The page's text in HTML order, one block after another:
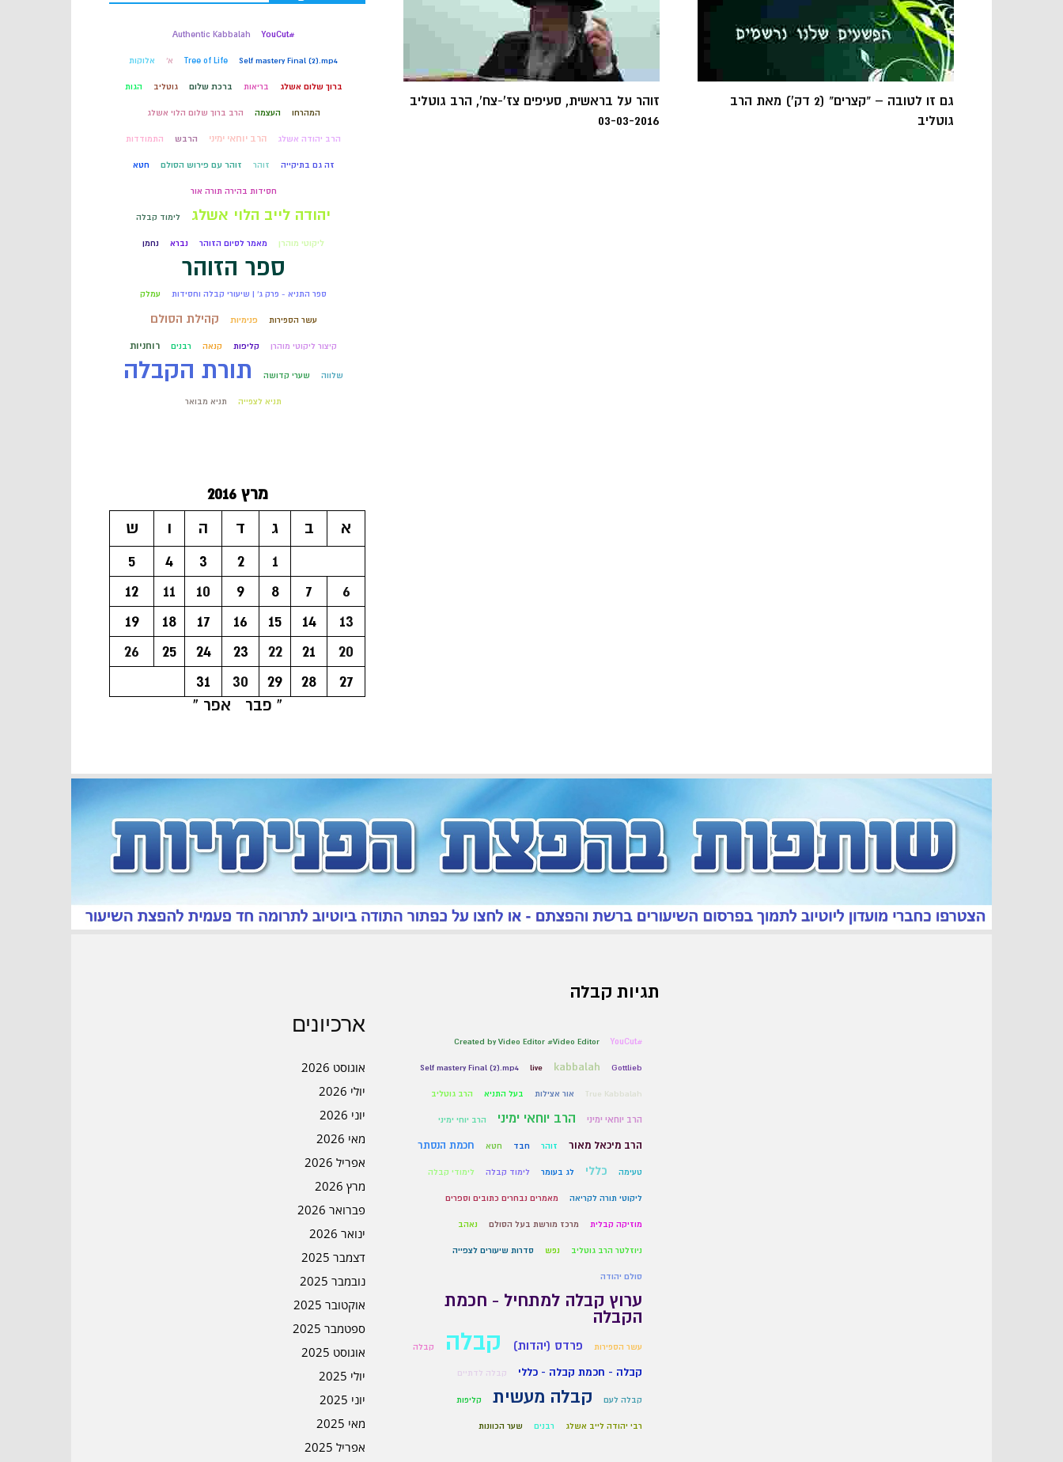
זוהר על בראשית, סעיפים צז'-צח', הרב גוטליב
03-03-2016
גם זו לטובה – "קצרים" (2 דק') מאת הרב
גוטליב
#YouCut
Authentic Kabbalah
Self mastery Final (2).mp4
Tree of Life א' אלוקות
ברוך שלום אשלג בריאות ברכת שלום גוטליב הגות
המהרחו העצמה הרב ברוך שלום הלוי אשלג
הרב יהודה אשלג הרב יוחאי ימיני הרבש התמודדות
זה גם בתיקייה זוהר זוהר עם פירוש הסולם חטא
חסידות בהירה תורה אור
יהודה לייב הלוי אשלג לימוד קבלה
ליקוטי מוהרן מאמר לסיום הזוהר נברא נחמן
ספר הזוהר
ספר התניא - פרק ג' | שיעורי קבלה וחסידות עמלק
עשר הספירות פנימיות קהילת הסולם
קיצור ליקוטי מוהרן קליפות קנאה רבנים רוחניות
שלווה שערי קדושה תורת הקבלה
תניא לצפייה תניא מבואר
מרץ 2016
א
ב ג ד ה ו
ש
1
2
3
4
5
6
7
8
9
10
11
12
13
14
15
16
17
18
19
20
21
22
23
24
25
26
27
28
29
30
31
« פבר
אפר »
ארכיונים
אוגוסט 2026
יולי 2026
יוני 2026
מאי 2026
אפריל 2026
מרץ 2026
פברואר 2026
ינואר 2026
דצמבר 2025
נובמבר 2025
אוקטובר 2025
ספטמבר 2025
אוגוסט 2025
יולי 2025
יוני 2025
מאי 2025
אפריל 2025
תגיות קבלה
#YouCut
Created by Video Editor #Video Editor
Gottlieb
kabbalah
live
Self mastery Final (2).mp4
True Kabbalah אור אצילות בעל התניא הרב גוטליב
הרב יוחאי ימיני הרב יוחאי ימיני הרב יוחי ימיני
הרב מיכאל מאור זוהר חבד חטא חכמת הנסתר
טעימה כללי לג בעומר לימוד קבלה לימודי קבלה
ליקוטי תורה לקריאה מאמרים נבחרים כתובים וספרים
מוזיקה קבלית מרכז מורשת בעל הסולם נאהב
ניוזלטר הרב גוטליב נפש סדרות שיעורים לצפייה
סולם יהודה
ערוץ קבלה למתחיל - חכמת
הקבלה
עשר הספירות פרדס (יהדות) קבלה קבלה
קבלה - חכמת קבלה - כללי קבלה לדתיים
קבלה לעם קבלה מעשית קליפות
רבי יהודה לייב אשלג רבנים שער הכוונות